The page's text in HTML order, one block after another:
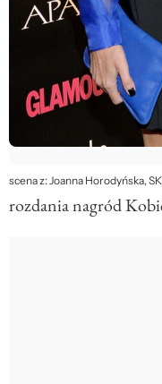
scena z: Joanna Horodyńska,
rozdania nagród